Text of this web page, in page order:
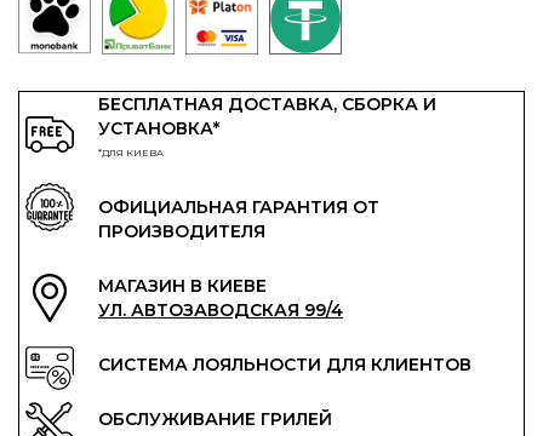
БЕСПЛАТНАЯ ДОСТАВКА, СБОРКА И
УСТАНОВКА*
*ДЛЯ КИЕВА
ОФИЦИАЛЬНАЯ ГАРАНТИЯ ОТ
ПРОИЗВОДИТЕЛЯ
МАГАЗИН В КИЕВЕ
УЛ. АВТОЗАВОДСКАЯ 99/4
СИСТЕМА ЛОЯЛЬНОСТИ ДЛЯ КЛИЕНТОВ
ОБСЛУЖИВАНИЕ ГРИЛЕЙ